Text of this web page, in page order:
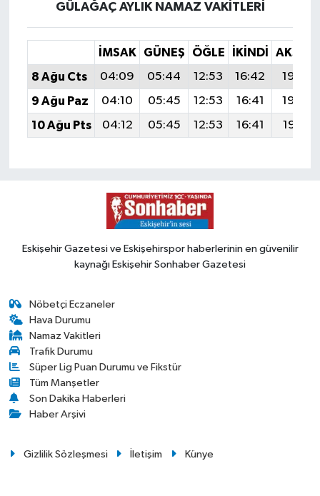
GÜLAĞAÇ AYLIK NAMAZ VAKITLERI
İMSAK GÜNEŞ ÖĞLE İKINDI
AKŞAM
8 Ağu Cts
04:09 05:44 12:53 16:42
19:53
9 Ağu Paz
04:10 05:45 12:53 16:41
19:52
10 Ağu Pts
04:12 05:45 12:53 16:41 19:51
Eskişehir Gazetesi ve Eskişehirspor haberlerinin en güvenilir
kaynağı Eskişehir Sonhaber Gazetesi
Nöbetçi Eczaneler
Hava Durumu
Namaz Vakitleri
Trafik Durumu
Süper Lig Puan Durumu ve Fikstür
Tüm Manşetler
Son Dakika Haberleri
Haber Arşivi
Gizlilik Sözleşmesi İletişim Künye